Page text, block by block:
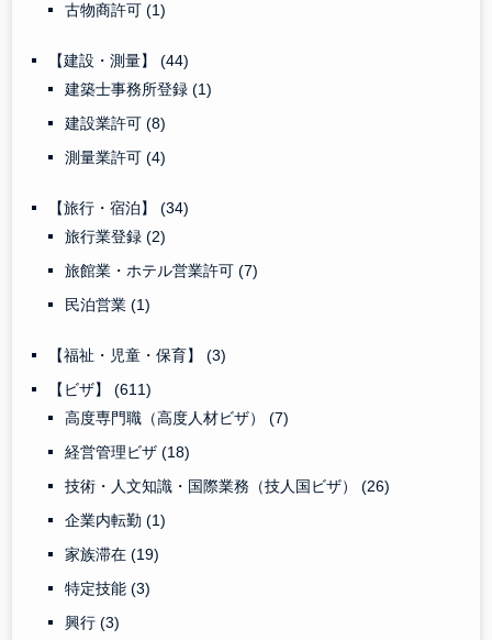
古物商許可(1)
【建設・測量】(44)
建築士事務所登録(1)
建設業許可(8)
測量業許可(4)
【旅行・宿泊】(34)
旅行業登録(2)
旅館業・ホテル営業許可(7)
民泊営業(1)
【福祉・児童・保育】(3)
【ビザ】(611)
高度専門職（高度人材ビザ）(7)
経営管理ビザ(18)
技術・人文知識・国際業務（技人国ビザ）(26)
企業内転勤(1)
家族滞在(19)
特定技能(3)
興行(3)